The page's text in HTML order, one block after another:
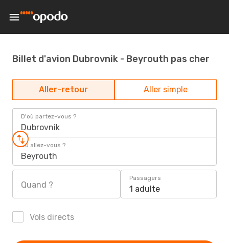
Billet d'avion Dubrovnik - Beyrouth pas cher
Aller-retour Aller simple
D'où partez-vous ?
Dubrovnik
Où allez-vous ?
Beyrouth
Quand ?
Passagers
1 adulte
Vols directs